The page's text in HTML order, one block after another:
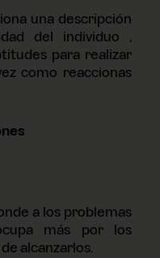
una descripción
del individuo ,
para realizar
como reaccionas
a los problemas
más por los
alcanzarlos.